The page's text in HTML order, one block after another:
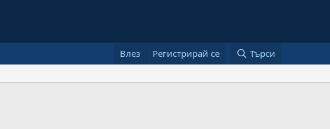
Влез Регистрирай се Търси